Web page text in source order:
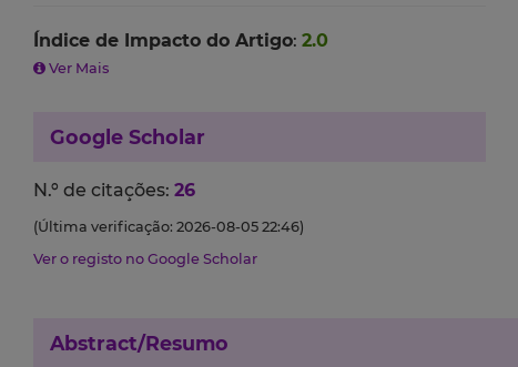
Índice de Impacto do Artigo: 2.0
Ver Mais
Google Scholar
N.º de citações: 26
(Última verificação: 2026-08-05 22:46)
Ver o registo no Google Scholar
Abstract/Resumo